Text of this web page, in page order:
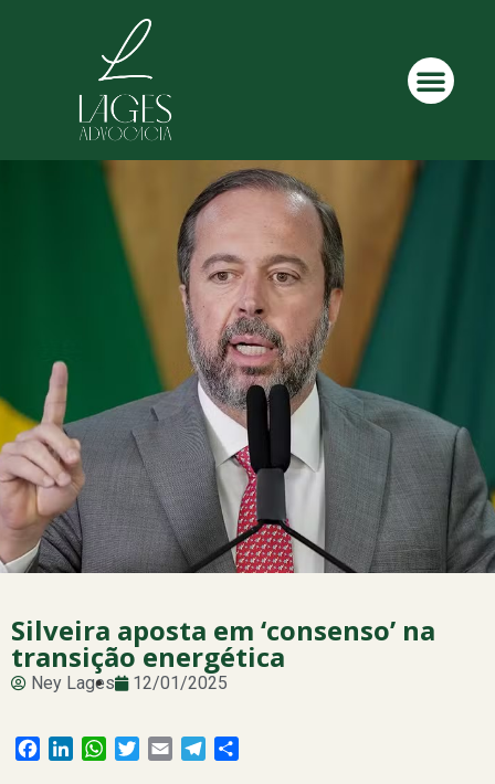
Silveira aposta em ‘consenso’ na
transição energética
Ney Lages 12/01/2025
Facebook
LinkedInWhatsApp
Twitter
Email Telegram